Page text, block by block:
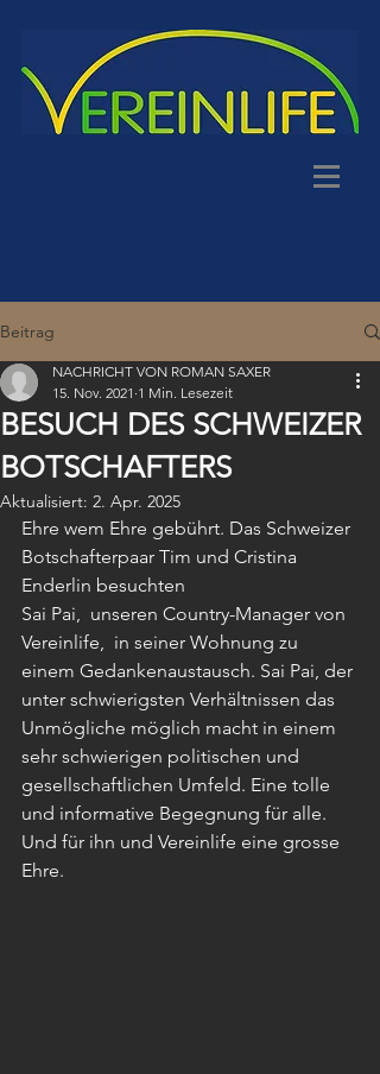
Beitrag
BESUCH DES SCHWEIZER
BOTSCHAFTERS
NACHRICHT VON ROMAN SAXER
15. Nov. 2021 1 Min. Lesezeit
Aktualisiert: 2. Apr. 2025
Ehre wem Ehre gebührt. Das Schweizer
Botschafterpaar Tim und Cristina
Enderlin besuchten
Sai Pai,  unseren Country-Manager von
Vereinlife,  in seiner Wohnung zu
einem Gedankenaustausch. Sai Pai, der
unter schwierigsten Verhältnissen das
Unmögliche möglich macht in einem
sehr schwierigen politischen und
gesellschaftlichen Umfeld. Eine tolle
und informative Begegnung für alle.
Und für ihn und Vereinlife eine grosse
Ehre.